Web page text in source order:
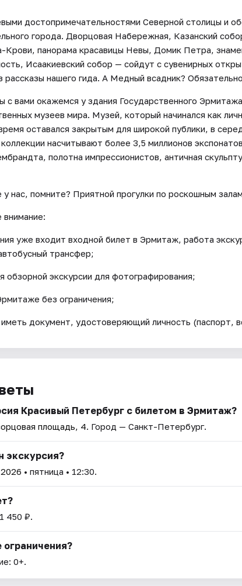
достопримечательностями Северной столицы и
города. Дворцовая Набережная, Казанский
Крови, панорама красавицы Невы, Домик Петра,
Исаакиевский собор — сойдут с сувенирных
рассказы нашего гида. А Медный всадник?
с вами окажемся у здания Государственного
музеев мира. Музей, который начинался как
оставался закрытым для широкой публики, в
насчитывают более 3,5 миллионов
полотна импрессионистов, античная
нас, помните? Приятной прогулки по роскошным
уже входит входной билет в Эрмитаж, работа
трансфер;
обзорной экскурсии для фотографирования;
без ограничения;
документ, удостоверяющий личность (паспорт,
Красивый Петербург с билетом в Эрмитаж?
площадь, 4. Город — Санкт-Петербург.
экскурсия?
• пятница • 12:30.
450 ₽.
ограничения?
0+.